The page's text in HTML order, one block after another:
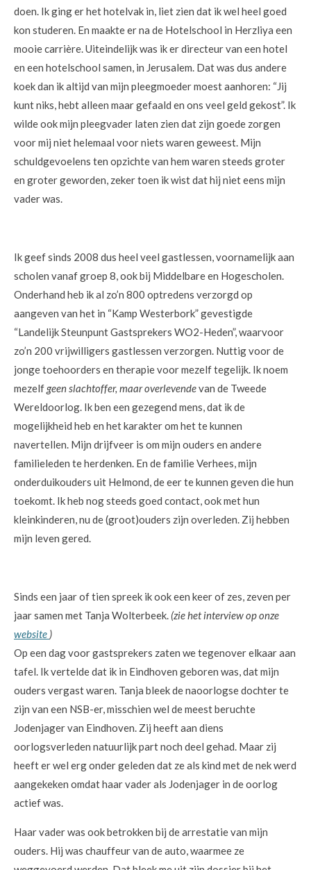
doen. Ik ging er het hotelvak in, liet zien dat ik wel heel goed
kon studeren. En maakte er na de Hotelschool in Herzliya een
mooie carrière. Uiteindelijk was ik er directeur van een hotel
en een hotelschool samen, in Jerusalem. Dat was dus andere
koek dan ik altijd van mijn pleegmoeder moest aanhoren: “Jij
kunt niks, hebt alleen maar gefaald en ons veel geld gekost”. Ik
wilde ook mijn pleegvader laten zien dat zijn goede zorgen
voor mij niet helemaal voor niets waren geweest. Mijn
schuldgevoelens ten opzichte van hem waren steeds groter
en groter geworden, zeker toen ik wist dat hij niet eens mijn
vader was.
Ik geef sinds 2008 dus heel veel gastlessen, voornamelijk aan
scholen vanaf groep 8, ook bij Middelbare en Hogescholen.
Onderhand heb ik al zo’n 800 optredens verzorgd op
aangeven van het in “Kamp Westerbork” gevestigde
“Landelijk Steunpunt Gastsprekers WO2-Heden”, waarvoor
zo’n 200 vrijwilligers gastlessen verzorgen. Nuttig voor de
jonge toehoorders en therapie voor mezelf tegelijk. Ik noem
mezelfgeen slachtoffer, maar overlevendevan de Tweede
Wereldoorlog. Ik ben een gezegend mens, dat ik de
mogelijkheid heb en het karakter om het te kunnen
navertellen. Mijn drijfveer is om mijn ouders en andere
familieleden te herdenken. En de familie Verhees, mijn
onderduikouders uit Helmond, de eer te kunnen geven die hun
toekomt. Ik heb nog steeds goed contact, ook met hun
kleinkinderen, nu de (groot)ouders zijn overleden. Zij hebben
mijn leven gered.
Sinds een jaar of tien spreek ik ook een keer of zes, zeven per
jaar samen met Tanja Wolterbeek. (zie het interview op onze
website )
Op een dag voor gastsprekers zaten we tegenover elkaar aan
tafel. Ik vertelde dat ik in Eindhoven geboren was, dat mijn
ouders vergast waren. Tanja bleek de naoorlogse dochter te
zijn van een NSB-er, misschien wel de meest beruchte
Jodenjager van Eindhoven. Zij heeft aan diens
oorlogsverleden natuurlijk part noch deel gehad. Maar zij
heeft er wel erg onder geleden dat ze als kind met de nek werd
aangekeken omdat haar vader als Jodenjager in de oorlog
actief was.
Haar vader was ook betrokken bij de arrestatie van mijn
ouders. Hij was chauffeur van de auto, waarmee ze